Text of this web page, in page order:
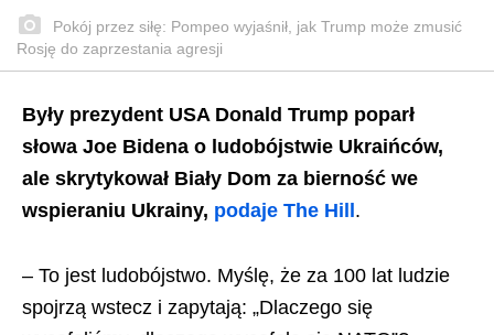
Pokój przez siłę: Pompeo wyjaśnił, jak Trump może zmusić
Rosję do zaprzestania agresji
Były prezydent USA Donald Trump poparł
słowa Joe Bidena o ludobójstwie Ukraińców,
ale skrytykował Biały Dom za bierność we
wspieraniu Ukrainy, podaje The Hill .
– To jest ludobójstwo. Myślę, że za 100 lat ludzie
spojrzą wstecz i zapytają: „Dlaczego się